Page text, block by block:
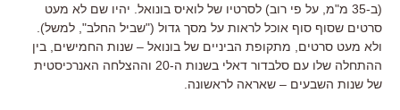
(ב-35 מ"מ, על פי רוב) לסרטיו של לואיס בונואל. יהיו שם לא מעט
סרטים שסוף סוף אוכל לראות על מסך גדול ("שביל החלב", למשל).
ולא מעט סרטים, מתקופת הביניים של בונואל – שנות החמישים, בין
ההתחלה שלו עם סלבדור דאלי בשנות ה-20 וההצלחה האנרכיסטית
של שנות השבעים – שאראה לראשונה.